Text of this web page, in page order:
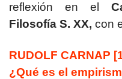
reflexión en el
Filosofía S. XX, con
RUDOLF CARNAP
¿Qué es el